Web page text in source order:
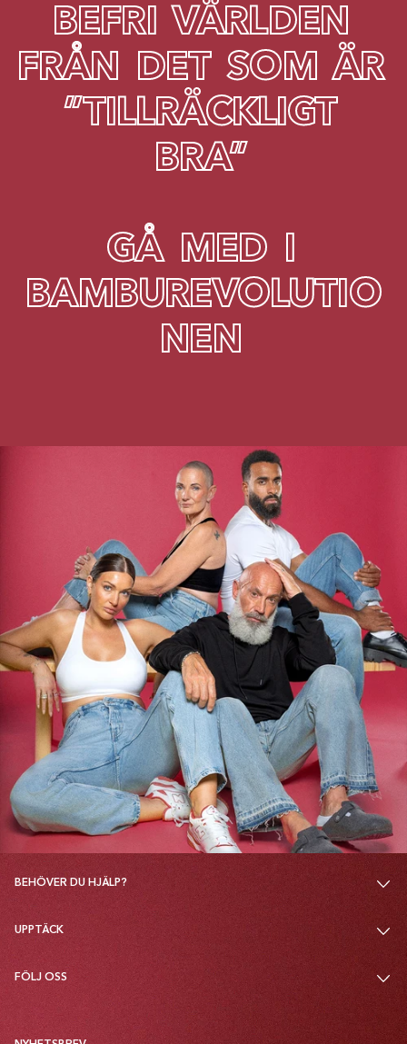
BEFRI VÄRLDEN
FRÅN DET SOM ÄR
”TILLRÄCKLIGT
BRA”
GÅ MED I
BAMBUREVOLUTIO
NEN
BEHÖVER DU HJÄLP?
UPPTÄCK
FÖLJ OSS